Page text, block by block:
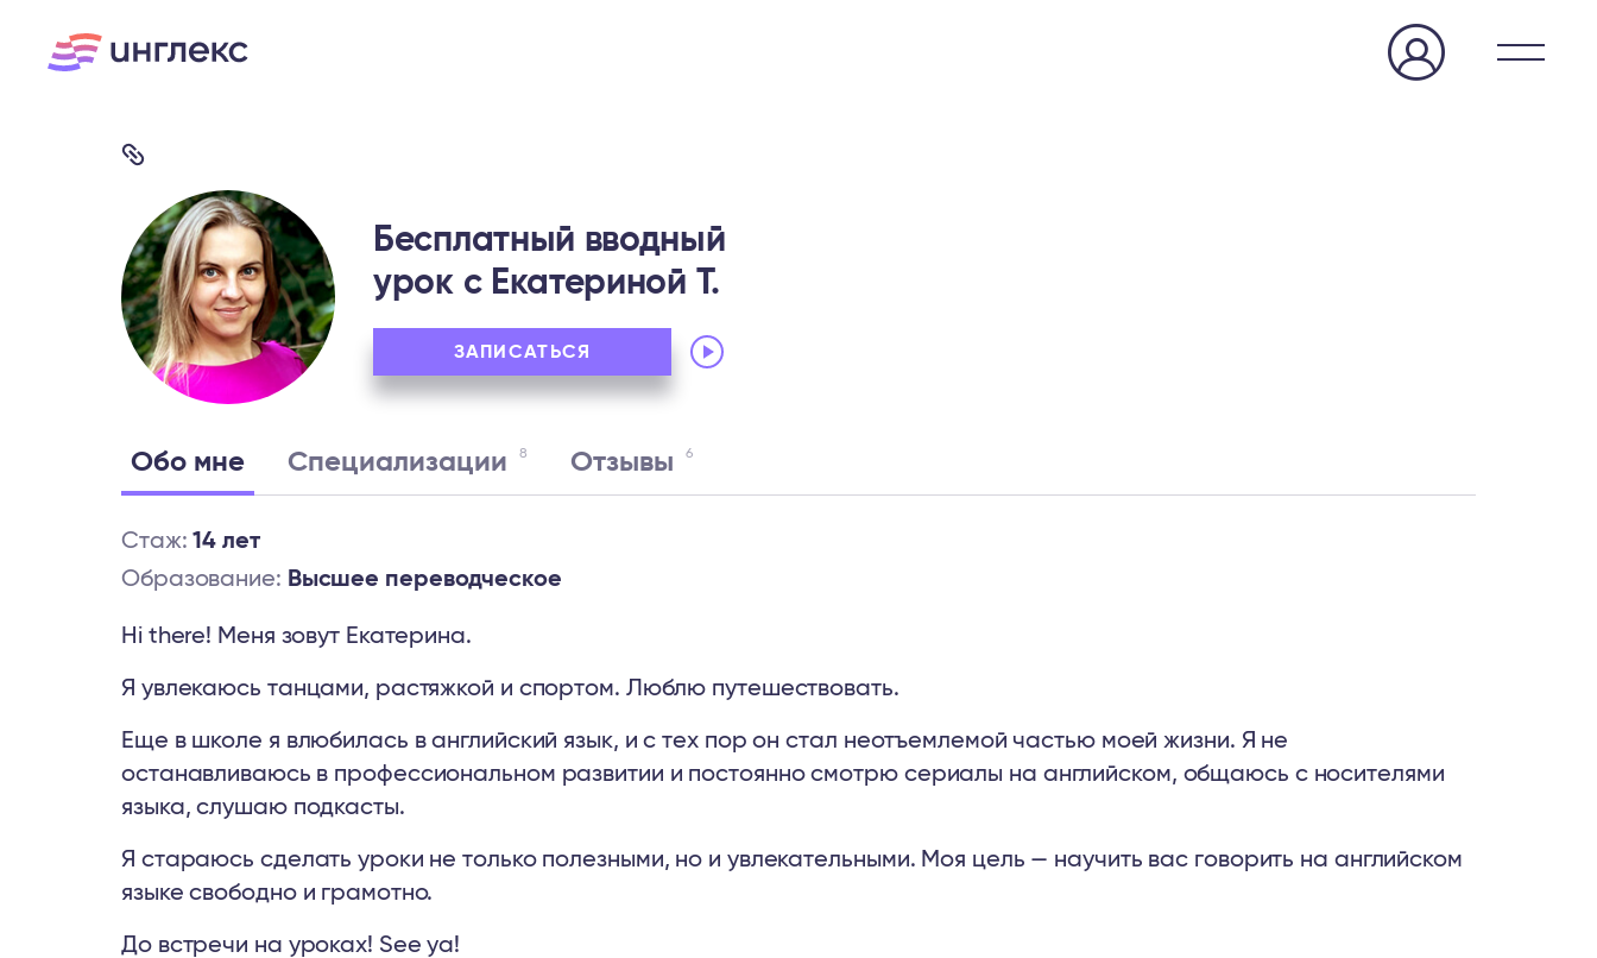
Бесплатный вводный
урок c Екатериной Т.
ЗАПИСАТЬСЯ
Audio
Player
Обо мне Специализации 8 Отзывы 6
Стаж:14 лет
Образование: Высшее переводческое
Hi there! Меня зовут Екатерина.
Я увлекаюсь танцами, растяжкой и спортом. Люблю путешествовать.
Еще в школе я влюбилась в английский язык, и с тех пор он стал неотъемлемой частью моей жизни. Я не
останавливаюсь в профессиональном развитии и постоянно смотрю сериалы на английском, общаюсь с носителями
языка, слушаю подкасты.
Я стараюсь сделать уроки не только полезными, но и увлекательными. Моя цель — научить вас говорить на английском
языке свободно и грамотно.
До встречи на уроках! See ya!